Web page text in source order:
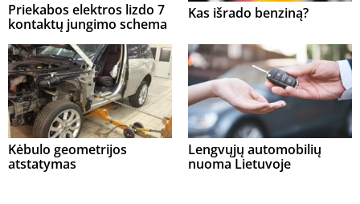
Priekabos elektros lizdo 7
kontaktų jungimo schema
Kas išrado benziną?
Kėbulo geometrijos
atstatymas
Lengvųjų automobilių
nuoma Lietuvoje